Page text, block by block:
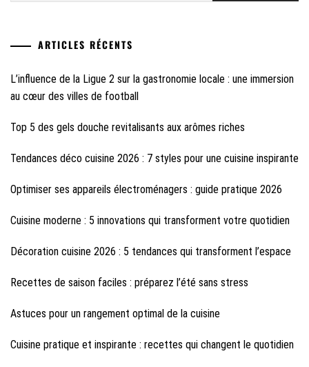
ARTICLES RÉCENTS
L’influence de la Ligue 2 sur la gastronomie locale : une immersion
au cœur des villes de football
Top 5 des gels douche revitalisants aux arômes riches
Tendances déco cuisine 2026 : 7 styles pour une cuisine inspirante
Optimiser ses appareils électroménagers : guide pratique 2026
Cuisine moderne : 5 innovations qui transforment votre quotidien
Décoration cuisine 2026 : 5 tendances qui transforment l’espace
Recettes de saison faciles : préparez l’été sans stress
Astuces pour un rangement optimal de la cuisine
Cuisine pratique et inspirante : recettes qui changent le quotidien